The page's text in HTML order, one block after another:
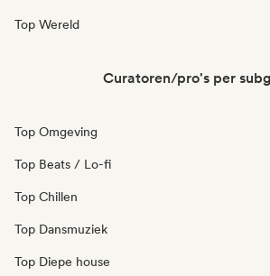
Top Wereld
Curatoren/pro's per
Top Omgeving
Top Beats / Lo-fi
Top Chillen
Top Dansmuziek
Top Diepe house